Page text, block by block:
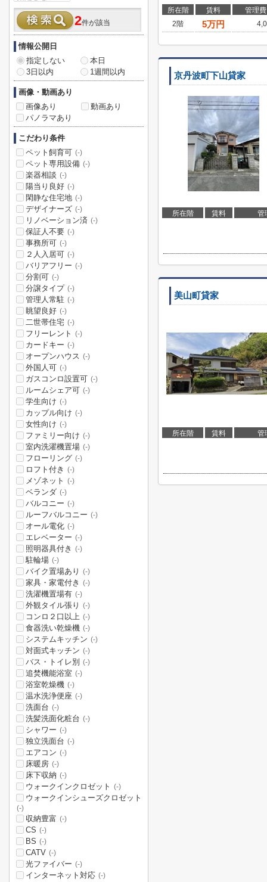
所在階 賃料
管理
2階
5万円
京丹波町下山貸家
所在階 賃料 管
美山町貸家
所在階 賃料 管
2件が該当
情報公開日
指定しない
本日
3日以内
1週間以内
画像・動画あり
画像あり
動画あり
パノラマあり
こだわり条件
ペット飼育可 (-)
ペット専用設備 (-)
楽器相談 (-)
陽当り良好 (-)
閑静な住宅地 (-)
デザイナーズ (-)
リノベーション済 (-)
保証人不要 (-)
事務所可 (-)
２人入居可 (-)
バリアフリー (-)
分割可 (-)
分譲タイプ (-)
管理人常駐 (-)
眺望良好 (-)
二世帯住宅 (-)
フリーレント (-)
カードキー (-)
オープンハウス (-)
外国人可 (-)
ガスコンロ設置可 (-)
ルームシェア可 (-)
学生向け (-)
カップル向け (-)
女性向け (-)
ファミリー向け (-)
室内洗濯機置場 (-)
フローリング (-)
ロフト付き (-)
メゾネット (-)
ベランダ (-)
バルコニー (-)
ルーフバルコニー (-)
オール電化 (-)
エレベーター (-)
照明器具付き (-)
駐輪場 (-)
バイク置場あり (-)
家具・家電付き (-)
洗濯機置場有 (-)
外観タイル張り (-)
コンロ２口以上 (-)
食器洗い乾燥機 (-)
システムキッチン (-)
対面式キッチン (-)
バス・トイレ別 (-)
追焚機能浴室 (-)
浴室乾燥機 (-)
温水洗浄便座 (-)
洗面台 (-)
洗髪洗面化粧台 (-)
シャワー (-)
独立洗面台 (-)
エアコン (-)
床暖房 (-)
床下収納 (-)
ウォークインクロゼット (-)
ウォークインシューズクロゼット
(-)
収納豊富 (-)
CS (-)
BS (-)
CATV (-)
光ファイバー (-)
インターネット対応 (-)